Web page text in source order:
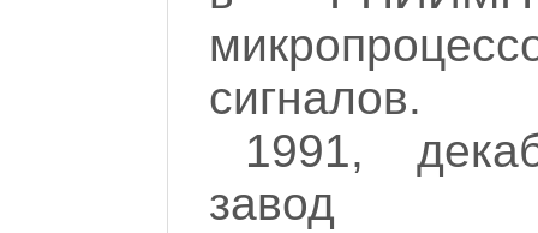
сигналов.
1991,
завод